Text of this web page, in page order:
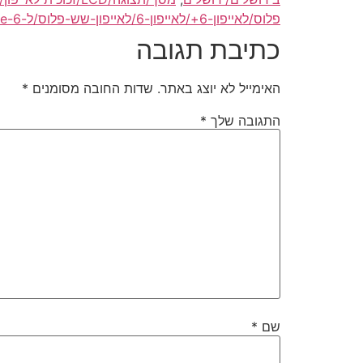
פלוס/לאייפון-6+/לאייפון-6/לאייפון-שש-פלוס/ל-iphone-6/ל-iphone-6-plus/ל-6plus
כתיבת תגובה
האימייל לא יוצג באתר. שדות החובה מסומנים *
התגובה שלך *
שם *